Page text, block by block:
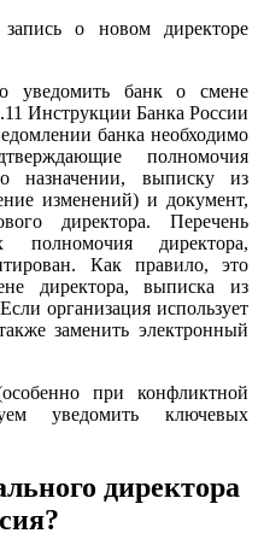
о новом директоре
уведомить банк о смене
Инструкции Банка России
банка необходимо
полномочия
назначении, выписку из
изменений) и документ,
директора. Перечень
полномочия директора,
Как правило, это
директора, выписка из
организация использует
заменить электронный
при конфликтной
уведомить ключевых
директора